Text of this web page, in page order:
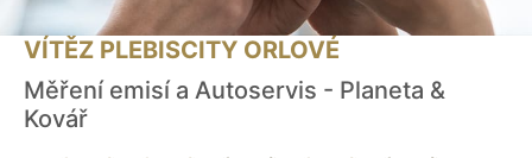
VÍTĚZ PLEBISCITY ORLOVÉ
Měření emisí a Autoservis - Planeta &
Kovář